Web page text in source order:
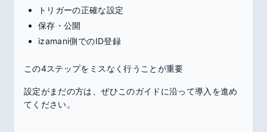
トリガーの正確な設定
保存・公開
izamani側でのID登録
この4ステップをミスなく行うことが重要
設定がまだの方は、ぜひこのガイドに沿って導入を進め
てください。